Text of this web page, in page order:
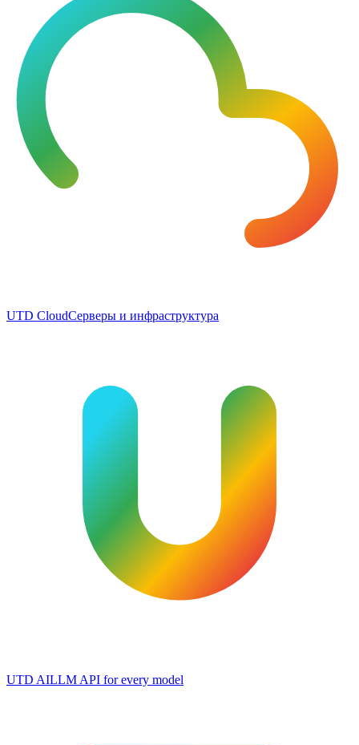
UTD CloudСерверы и инфраструктура
UTD AILLM API for every model